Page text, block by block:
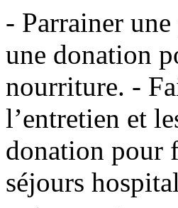
- Parrainer
une donation
nourriture. -
l’entretien et
donation pour
séjours